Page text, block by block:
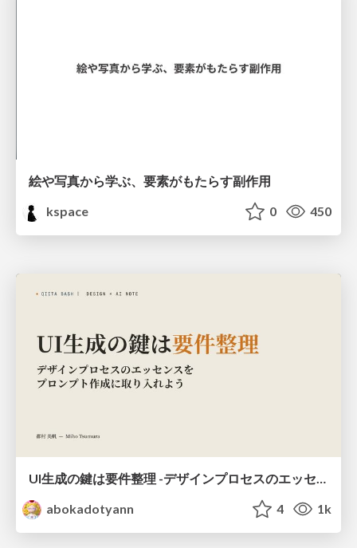
絵や写真から学ぶ、要素がもたらす副作用
kspace
0 450
abokadotyann
4 1k